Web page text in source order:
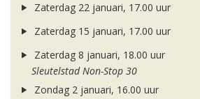
Zaterdag 22 januari, 17.00 uur
Zaterdag 15 januari, 17.00 uur
Zaterdag 8 januari, 18.00 uur
Sleutelstad Non-Stop 30
Zondag 2 januari, 16.00 uur